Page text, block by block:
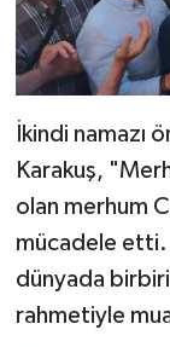
İkindi namazı
Karakuş,
olan merhum
mücadele etti.
dünyada
rahmetiyle